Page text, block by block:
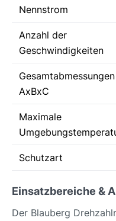
Nennstrom
Anzahl der
Geschwindigkeiten
Gesamtabmessungen
AxBxC
Maximale
Schutzart
Einsatzbereiche &
Der Blauberg